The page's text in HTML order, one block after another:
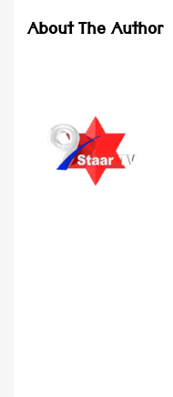
About The Author